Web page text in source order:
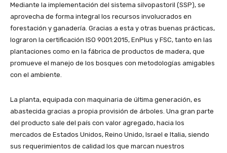
Mediante la implementación del sistema silvopastoril (SSP), se
aprovecha de forma integral los recursos involucrados en
forestación y ganadería. Gracias a esta y otras buenas prácticas,
lograron la certificación ISO 9001:2015, EnPlus y FSC, tanto en las
plantaciones como en la fábrica de productos de madera, que
promueve el manejo de los bosques con metodologías amigables
con el ambiente.
La planta, equipada con maquinaria de última generación, es
abastecida gracias a propia provisión de árboles. Una gran parte
del producto sale del país con valor agregado, hacia los
mercados de Estados Unidos, Reino Unido, Israel e Italia, siendo
sus requerimientos de calidad los que marcan nuestros